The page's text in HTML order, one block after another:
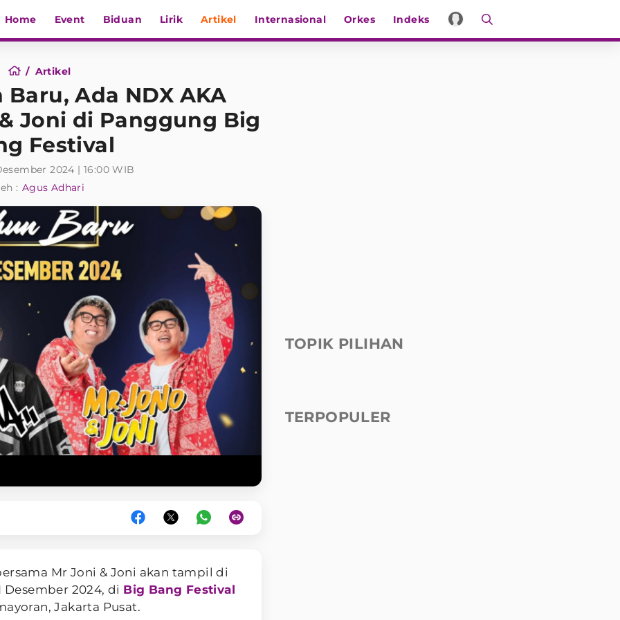
Home Event Biduan Lirik Artikel Internasional Orkes Indeks
Artikel
Ada NDX AKA
Joni di Panggung Big
Festival
2024 | 16:00 WIB
: Agus Adhari
Mr Joni & Joni akan tampil di
Desember 2024, di Big Bang Festival
Jakarta Pusat.
TOPIK PILIHAN
TERPOPULER